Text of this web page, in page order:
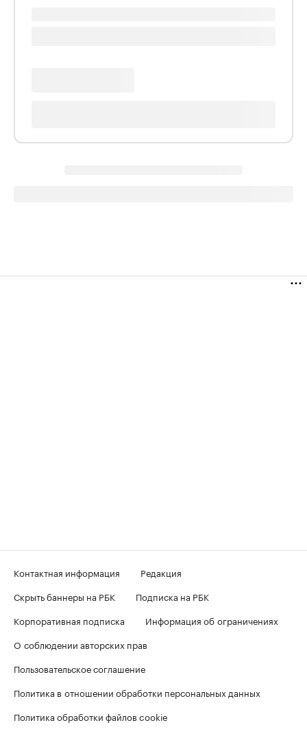
Контактная информация
Редакция
Скрыть баннеры на РБК
Подписка на РБК
Корпоративная подписка
Информация об ограничениях
О соблюдении авторских прав
Пользовательское соглашение
Политика в отношении обработки персональных данных
Политика обработки файлов cookie